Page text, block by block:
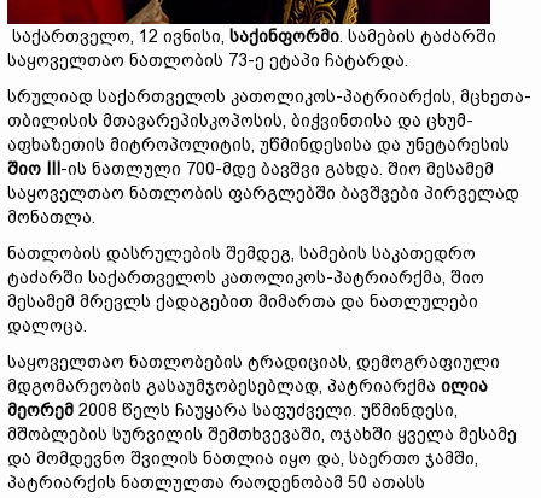
საქართველო, 12 ივნისი, საქინფორმი. სამების ტაძარში
საყოველთაო ნათლობის 73-ე ეტაპი ჩატარდა.
სრულიად საქართველოს კათოლიკოს-პატრიარქის, მცხეთა-
თბილისის მთავარეპისკოპოსის, ბიჭვინთისა და ცხუმ-
აფხაზეთის მიტროპოლიტის, უწმინდესისა და უნეტარესის
შიო III -ის ნათლული 700-მდე ბავშვი გახდა. შიო მესამემ
საყოველთაო ნათლობის ფარგლებში ბავშვები პირველად
მონათლა.
ნათლობის დასრულების შემდეგ, სამების საკათედრო
ტაძარში საქართველოს კათოლიკოს-პატრიარქმა, შიო
მესამემ მრევლს ქადაგებით მიმართა და ნათლულები
დალოცა.
საყოველთაო ნათლობების ტრადიციას, დემოგრაფიული
მდგომარეობის გასაუმჯობესებლად, პატრიარქმა ილია
მეორემ 2008 წელს ჩაუყარა საფუძველი. უწმინდესი,
მშობლების სურვილის შემთხვევაში, ოჯახში ყველა მესამე
და მომდევნო შვილის ნათლია იყო და, საერთო ჯამში,
პატრიარქის ნათლულთა რაოდენობამ 50 ათასს